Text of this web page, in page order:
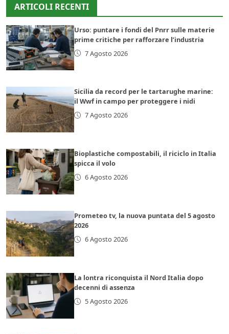
ARTICOLI RECENTI
Urso: puntare i fondi del Pnrr sulle materie
prime critiche per rafforzare l’industria
7 Agosto 2026
Sicilia da record per le tartarughe marine:
il Wwf in campo per proteggere i nidi
7 Agosto 2026
Bioplastiche compostabili, il riciclo in Italia
spicca il volo
6 Agosto 2026
Prometeo tv, la nuova puntata del 5 agosto
2026
6 Agosto 2026
La lontra riconquista il Nord Italia dopo
decenni di assenza
5 Agosto 2026